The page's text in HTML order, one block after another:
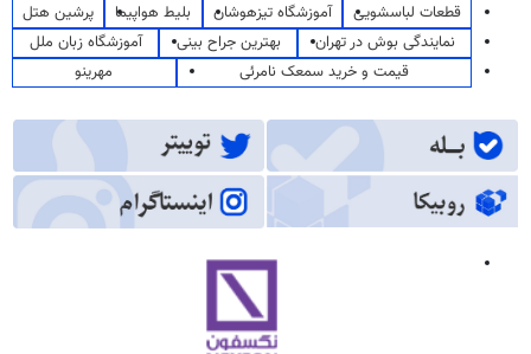
قطعات لباسشویی
آموزشگاه تیزهوشان بلیط هواپیما
پرشین هتل
نمایندگی بوش در تهران
بهترین جراح بینی
آموزشگاه زبان ملل
قیمت و خرید سمعک نامرئی
مهرینو